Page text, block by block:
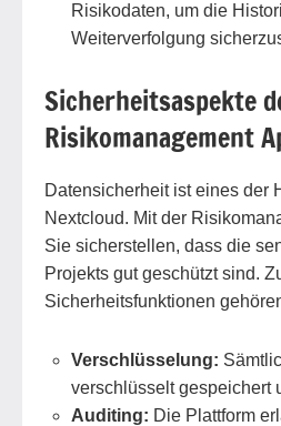
Risikodaten, um die
Weiterverfolgung
Sicherheitsaspekte
Risikomanagement
Datensicherheit ist eines der
Nextcloud. Mit der
Sie sicherstellen, dass die
Projekts gut geschützt sind.
Sicherheitsfunktionen
Verschlüsselung:
verschlüsselt gespeichert
Auditing: Die Plattform